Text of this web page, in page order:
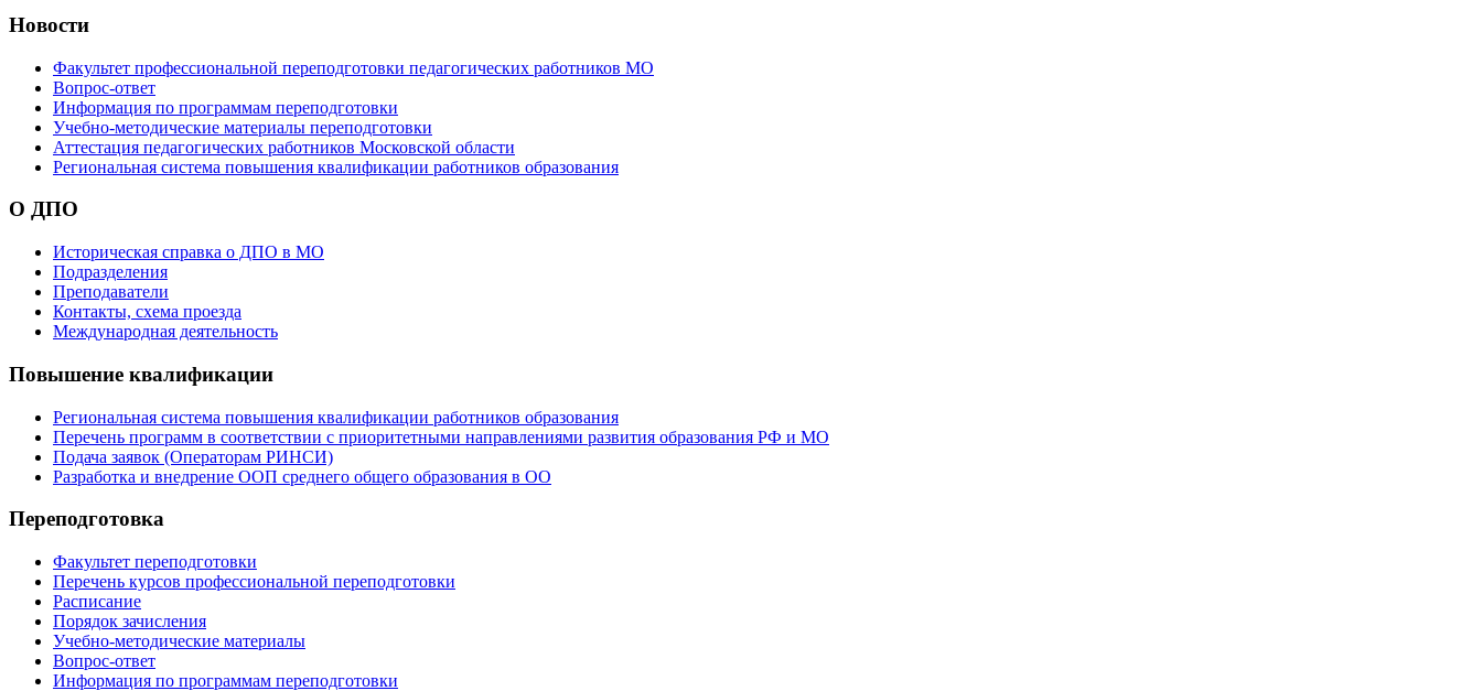
Новости
Факультет профессиональной переподготовки педагогических работников МО
Вопрос-ответ
Информация по программам переподготовки
Учебно-методические материалы переподготовки
Аттестация педагогических работников Московской области
Региональная система повышения квалификации работников образования
О ДПО
Историческая справка о ДПО в МО
Подразделения
Преподаватели
Контакты, схема проезда
Международная деятельность
Повышение квалификации
Региональная система повышения квалификации работников образования
Перечень программ в соответствии с приоритетными направлениями развития образования РФ и МО
Подача заявок (Операторам РИНСИ)
Разработка и внедрение ООП среднего общего образования в ОО
Переподготовка
Факультет переподготовки
Перечень курсов профессиональной переподготовки
Расписание
Порядок зачисления
Учебно-методические материалы
Вопрос-ответ
Информация по программам переподготовки